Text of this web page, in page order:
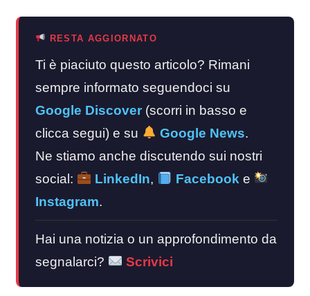
RESTA AGGIORNATO
Ti è piaciuto questo articolo? Rimani
sempre informato seguendoci su
Google Discover (scorri in basso e
clicca segui) e su
Google News.
Ne stiamo anche discutendo sui nostri
social:
LinkedIn, Facebook e
Instagram.
Hai una notizia o un approfondimento da
segnalarci?
Scrivici